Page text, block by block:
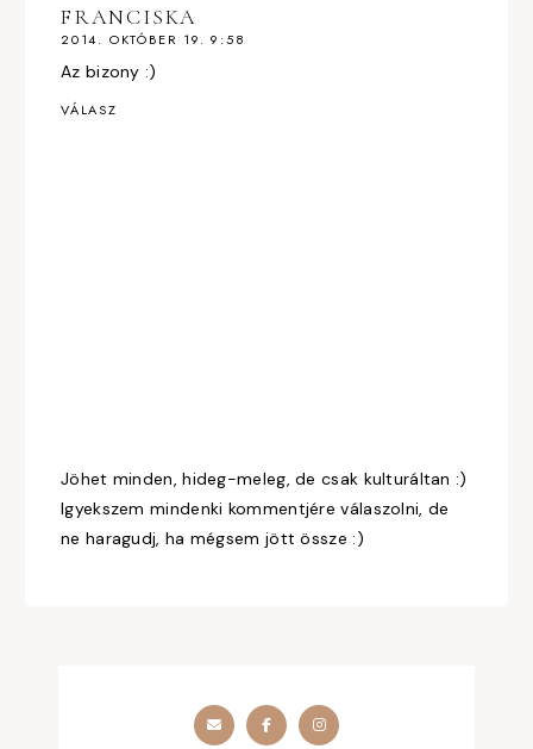
FRANCISKA
2014. OKTÓBER 19. 9:58
Az bizony :)
VÁLASZ
Jöhet minden, hideg-meleg, de csak kulturáltan :)
Igyekszem mindenki kommentjére válaszolni, de
ne haragudj, ha mégsem jött össze :)